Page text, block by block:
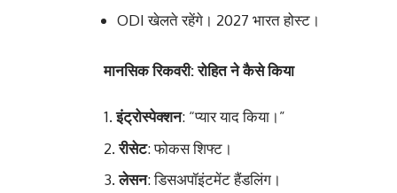
ODI खेलते रहेंगे। 2027 भारत होस्ट।
मानसिक रिकवरी: रोहित ने कैसे किया
इंट्रोस्पेक्शन: “प्यार याद किया।”
रीसेट: फोकस शिफ्ट।
लेसन: डिसअपॉइंटमेंट हैंडलिंग।